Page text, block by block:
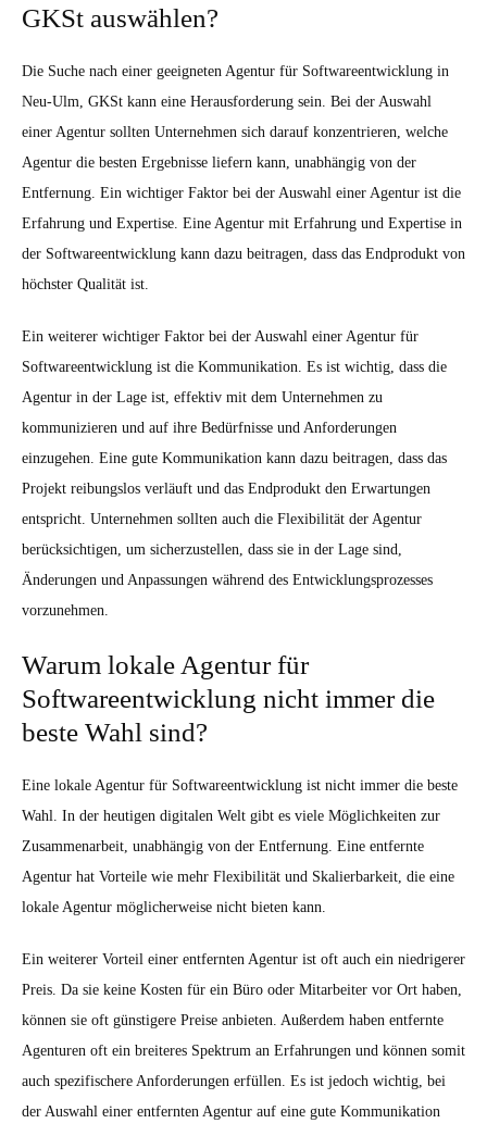
GKSt auswählen?
Die Suche nach einer geeigneten Agentur für Softwareentwicklung in
Neu-Ulm, GKSt kann eine Herausforderung sein. Bei der Auswahl
einer Agentur sollten Unternehmen sich darauf konzentrieren, welche
Agentur die besten Ergebnisse liefern kann, unabhängig von der
Entfernung. Ein wichtiger Faktor bei der Auswahl einer Agentur ist die
Erfahrung und Expertise. Eine Agentur mit Erfahrung und Expertise in
der Softwareentwicklung kann dazu beitragen, dass das Endprodukt von
höchster Qualität ist.
Ein weiterer wichtiger Faktor bei der Auswahl einer Agentur für
Softwareentwicklung ist die Kommunikation. Es ist wichtig, dass die
Agentur in der Lage ist, effektiv mit dem Unternehmen zu
kommunizieren und auf ihre Bedürfnisse und Anforderungen
einzugehen. Eine gute Kommunikation kann dazu beitragen, dass das
Projekt reibungslos verläuft und das Endprodukt den Erwartungen
entspricht. Unternehmen sollten auch die Flexibilität der Agentur
berücksichtigen, um sicherzustellen, dass sie in der Lage sind,
Änderungen und Anpassungen während des Entwicklungsprozesses
vorzunehmen.
Warum lokale Agentur für
Softwareentwicklung nicht immer die
beste Wahl sind?
Eine lokale Agentur für Softwareentwicklung ist nicht immer die beste
Wahl. In der heutigen digitalen Welt gibt es viele Möglichkeiten zur
Zusammenarbeit, unabhängig von der Entfernung. Eine entfernte
Agentur hat Vorteile wie mehr Flexibilität und Skalierbarkeit, die eine
lokale Agentur möglicherweise nicht bieten kann.
Ein weiterer Vorteil einer entfernten Agentur ist oft auch ein niedrigerer
Preis. Da sie keine Kosten für ein Büro oder Mitarbeiter vor Ort haben,
können sie oft günstigere Preise anbieten. Außerdem haben entfernte
Agenturen oft ein breiteres Spektrum an Erfahrungen und können somit
auch spezifischere Anforderungen erfüllen. Es ist jedoch wichtig, bei
der Auswahl einer entfernten Agentur auf eine gute Kommunikation